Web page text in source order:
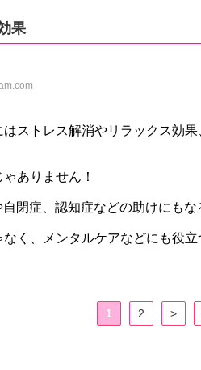
果
はストレス解消やリラックス効
ありません！
閉症、認知症などの助けにもな
く、メンタルケアなどにも役
1 2 >